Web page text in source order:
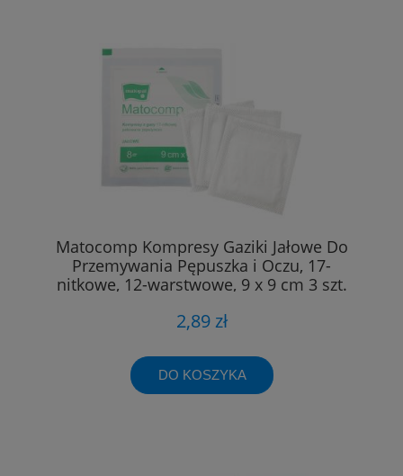
Matocomp Kompresy Gaziki Jałowe Do
Przemywania Pępuszka i Oczu, 17-
nitkowe, 12-warstwowe, 9 x 9 cm 3 szt.
2,89 zł
DO KOSZYKA